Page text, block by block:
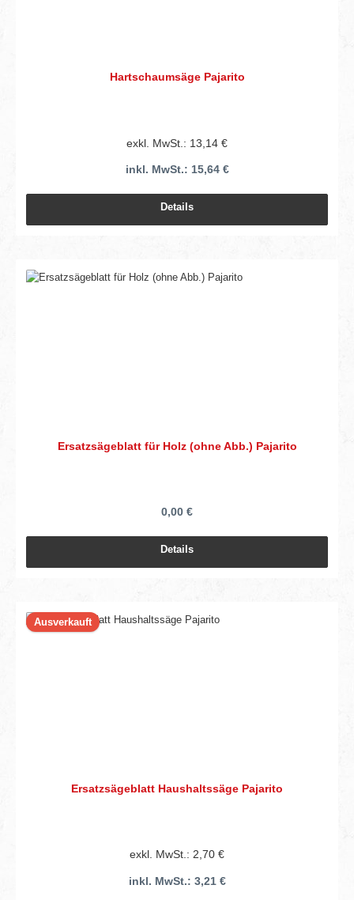
Hartschaumsäge Pajarito
exkl. MwSt.: 13,14 €
inkl. MwSt.: 15,64 €
Details
Ersatzsägeblatt für Holz (ohne Abb.) Pajarito
0,00 €
Details
Ausverkauft
Ersatzsägeblatt Haushaltssäge Pajarito
exkl. MwSt.: 2,70 €
inkl. MwSt.: 3,21 €